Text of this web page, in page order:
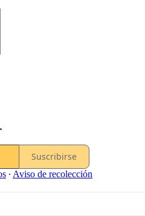
Suscribirse
∙ Aviso de recolección